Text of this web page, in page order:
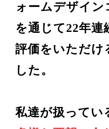
ォームデザイン
を通じて22年連
評価をいただけ
した。
私達が扱ってい